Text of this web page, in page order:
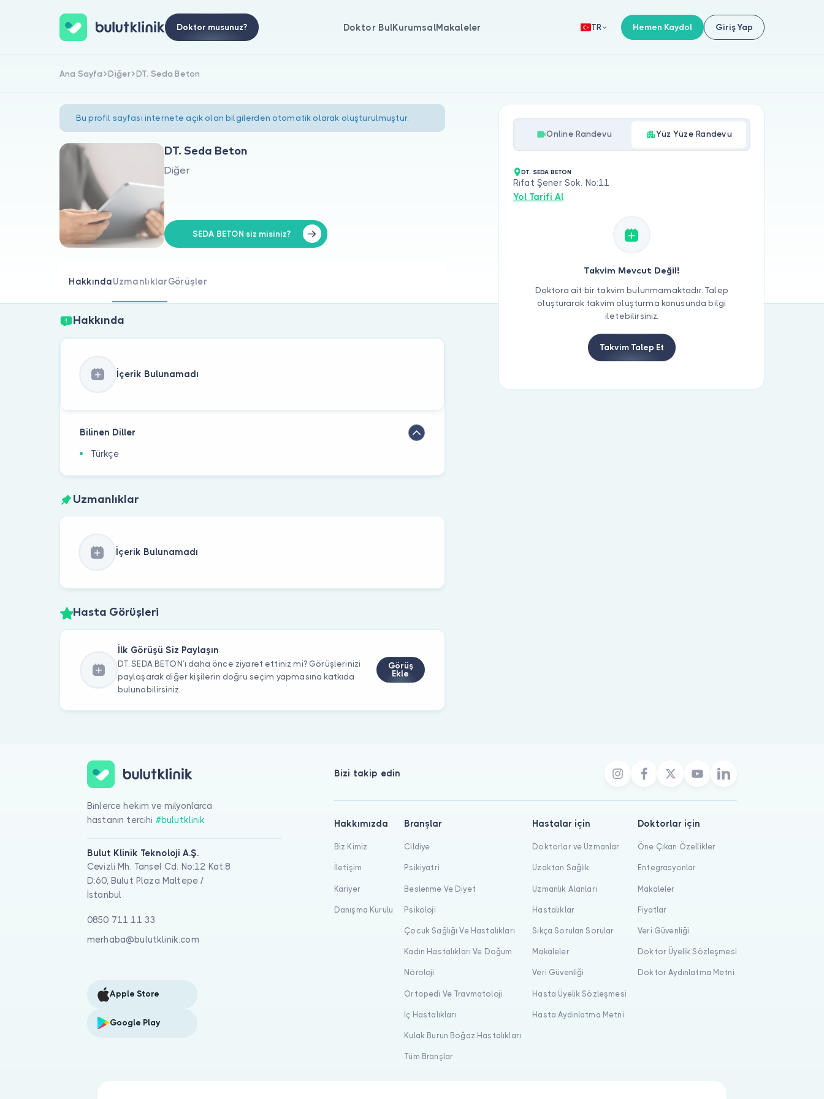
Doktor musunuz? Doktor BulKurumsalMakaleler TR Hemen Kaydol Giriş Yap
Ana Sayfa Diğer DT. Seda Beton
Bu profil sayfası internete açık olan bilgilerden otomatik olarak oluşturulmuştur.
DT. Seda Beton
Diğer
SEDA BETON siz misiniz?
HakkındaUzmanlıklarGörüşler
Hakkında
İçerik Bulunamadı
Bilinen Diller
Türkçe
Uzmanlıklar
İçerik Bulunamadı
Hasta Görüşleri
İlk Görüşü Siz Paylaşın
DT. SEDA BETON’ı daha önce ziyaret ettiniz mi? Görüşlerinizi
paylaşarak diğer kişilerin doğru seçim yapmasına katkıda
bulunabilirsiniz.
Görüş
Ekle
Online Randevu Yüz Yüze Randevu
DT. SEDA BETON
Rifat Şener Sok. No:11
Yol Tarifi Al
Takvim Mevcut Değil!
Doktora ait bir takvim bulunmamaktadır. Talep
oluşturarak takvim oluşturma konusunda bilgi
iletebilirsiniz.
Takvim Talep Et
Binlerce hekim ve milyonlarca
hastanın tercihi #bulutklinik
Bulut Klinik Teknoloji A.Ş.
Cevizli Mh. Tansel Cd. No:12 Kat:8
D:60, Bulut Plaza Maltepe /
İstanbul
0850 711 11 33
merhaba@bulutklinik.com
Apple Store
Google Play
Bizi takip edin
Hakkımızda
Biz Kimiz
İletişim
Kariyer
Danışma Kurulu
Branşlar
Cildiye
Psikiyatri
Beslenme Ve Diyet
Psikoloji
Çocuk Sağlığı Ve Hastalıkları
Kadın Hastalıkları Ve Doğum
Nöroloji
Ortopedi Ve Travmatoloji
İç Hastalıkları
Kulak Burun Boğaz Hastalıkları
Tüm Branşlar
Hastalar için
Doktorlar ve Uzmanlar
Uzaktan Sağlık
Uzmanlık Alanları
Hastalıklar
Sıkça Sorulan Sorular
Makaleler
Veri Güvenliği
Hasta Üyelik Sözleşmesi
Hasta Aydınlatma Metni
Doktorlar için
Öne Çıkan Özellikler
Entegrasyonlar
Makaleler
Fiyatlar
Veri Güvenliği
Doktor Üyelik Sözleşmesi
Doktor Aydınlatma Metni